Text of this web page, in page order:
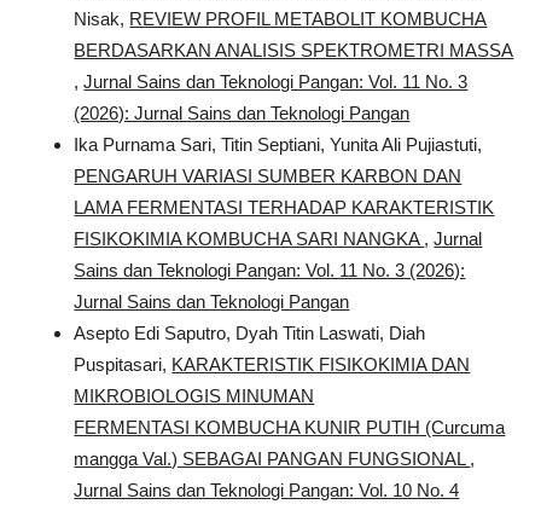
Nisak, REVIEW PROFIL METABOLIT KOMBUCHA
BERDASARKAN ANALISIS SPEKTROMETRI MASSA
,Jurnal Sains dan Teknologi Pangan: Vol. 11 No. 3
(2026): Jurnal Sains dan Teknologi Pangan
Ika Purnama Sari, Titin Septiani, Yunita Ali Pujiastuti,
PENGARUH VARIASI SUMBER KARBON DAN
LAMA FERMENTASI TERHADAP KARAKTERISTIK
FISIKOKIMIA KOMBUCHA SARI NANGKA ,Jurnal
Sains dan Teknologi Pangan: Vol. 11 No. 3 (2026):
Jurnal Sains dan Teknologi Pangan
Asepto Edi Saputro, Dyah Titin Laswati, Diah
Puspitasari, KARAKTERISTIK FISIKOKIMIA DAN
MIKROBIOLOGIS MINUMAN
FERMENTASI KOMBUCHA KUNIR PUTIH (Curcuma
mangga Val.) SEBAGAI PANGAN FUNGSIONAL ,
Jurnal Sains dan Teknologi Pangan: Vol. 10 No. 4